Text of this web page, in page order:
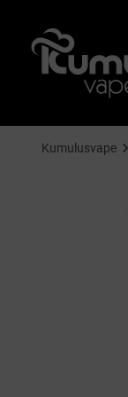
Kumulusvape